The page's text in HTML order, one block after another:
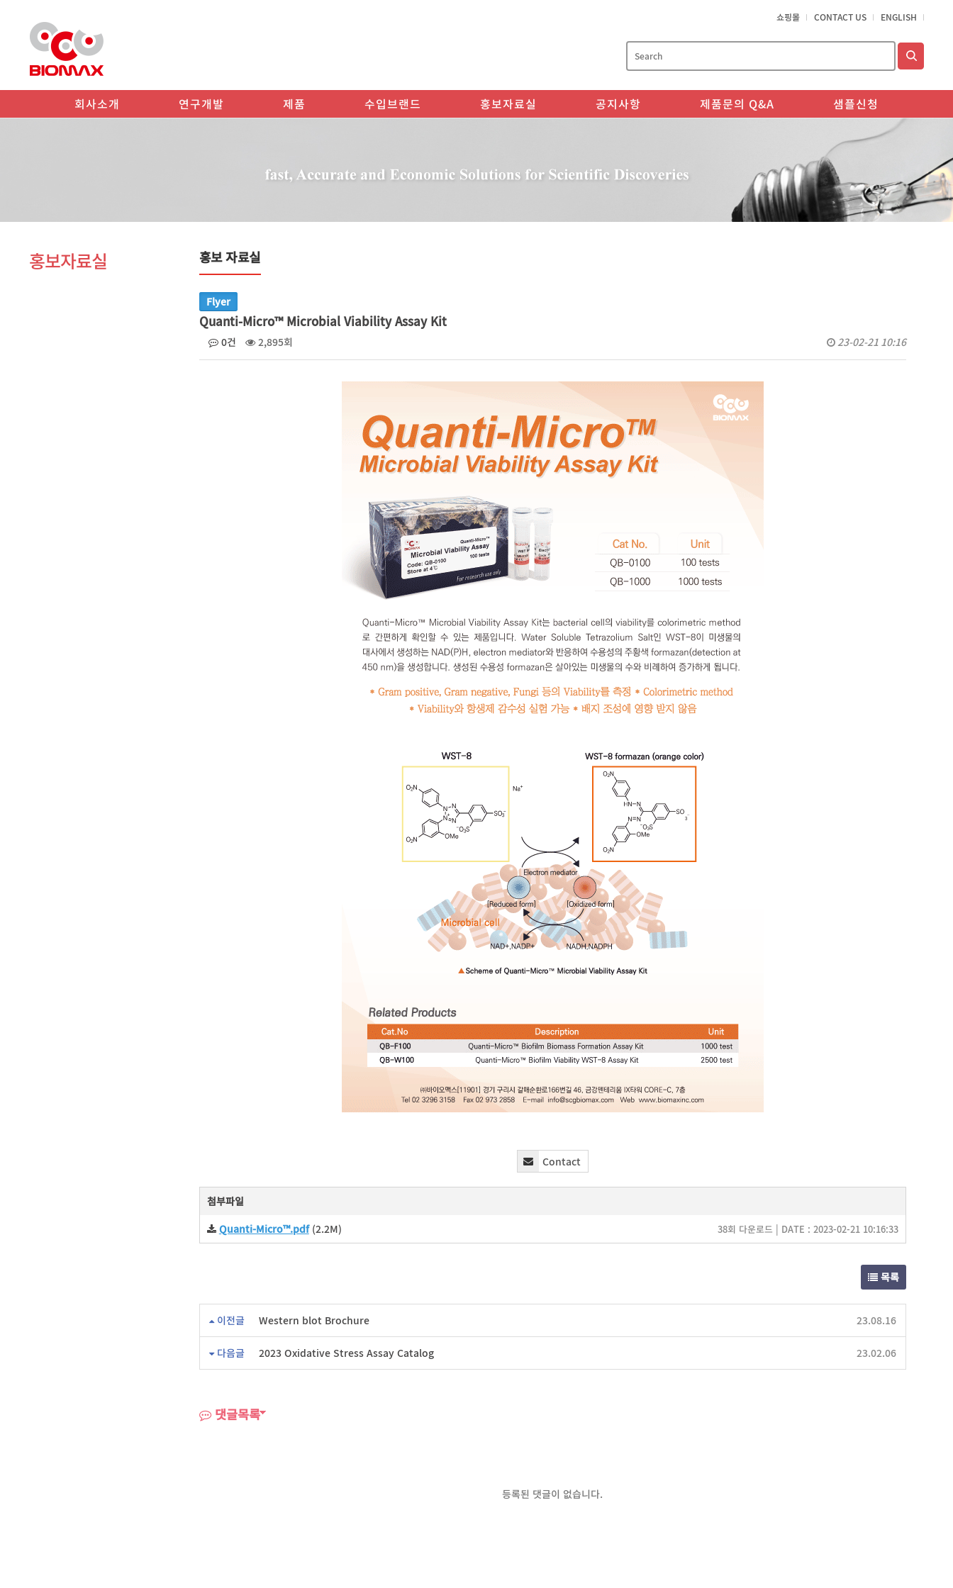
쇼핑몰 CONTACT US ENGLISH
회사소개 연구개발 제품 수입브랜드 홍보자료실 공지사항 제품문의 Q&A 샘플신청
홍보자료실 홍보 자료실
Flyer
Quanti-Micro™ Microbial Viability Assay Kit
0건 2,895회 23-02-21 10:16
Contact
첨부파일
Quanti-Micro™.pdf(2.2M) 38회 다운로드 | DATE : 2023-02-21 10:16:33
목록
이전글 Western blot Brochure 23.08.16
다음글 2023 Oxidative Stress Assay Catalog 23.02.06
댓글목록
등록된 댓글이 없습니다.